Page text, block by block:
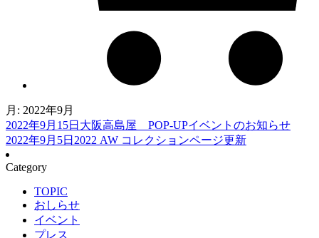
月: 2022年9月
2022年9月15日 大阪高島屋 POP-UPイベントのお知らせ
2022年9月5日 2022 AW コレクションページ更新
Category
TOPIC
おしらせ
イベント
プレス